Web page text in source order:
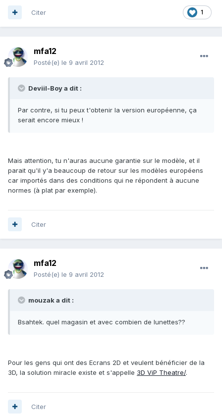
1
Citer
mfa12
Posté(e) le 9 avril 2012
Deviil-Boy a dit :
Par contre, si tu peux t'obtenir la version européenne, ça
serait encore mieux !
Mais attention, tu n'auras aucune garantie sur le modèle, et il
parait qu'il y'a beaucoup de retour sur les modèles européens
car importés dans des conditions qui ne répondent à aucune
normes (à plat par exemple).
Citer
mfa12
Posté(e) le 9 avril 2012
mouzak a dit :
Bsahtek. quel magasin et avec combien de lunettes??
Pour les gens qui ont des Ecrans 2D et veulent bénéficier de la
3D, la solution miracle existe et s'appelle 3D ViP Theatre/.
Citer